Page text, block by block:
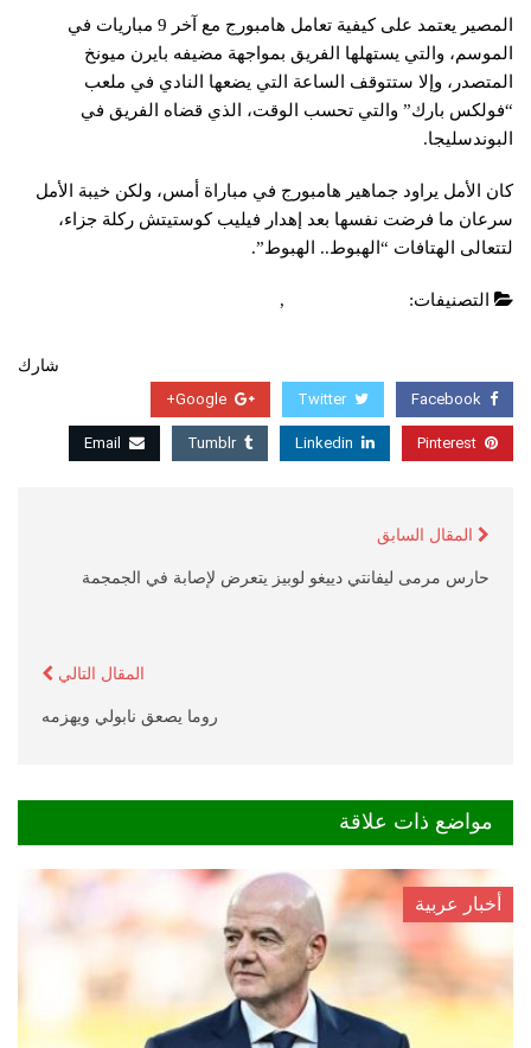
المصير يعتمد على كيفية تعامل هامبورج مع آخر 9 مباريات في
الموسم، والتي يستهلها الفريق بمواجهة مضيفه بايرن ميونخ
المتصدر، وإلا ستتوقف الساعة التي يضعها النادي في ملعب
“فولكس بارك” والتي تحسب الوقت، الذي قضاه الفريق في
البوندسليجا.
كان الأمل يراود جماهير هامبورج في مباراة أمس، ولكن خيبة الأمل
سرعان ما فرضت نفسها بعد إهدار فيليب كوستيتش ركلة جزاء،
لتتعالى الهتافات “الهبوط.. الهبوط”.
التصنيفات: ,
شارك
Facebook
Twitter
Google+
Pinterest
Linkedin
Tumblr
Email
المقال السابق
حارس مرمى ليفانتي دييغو لوبيز يتعرض لإصابة في الجمجمة
المقال التالي
روما يصعق نابولي ويهزمه
مواضع ذات علاقة
أخبار عربية